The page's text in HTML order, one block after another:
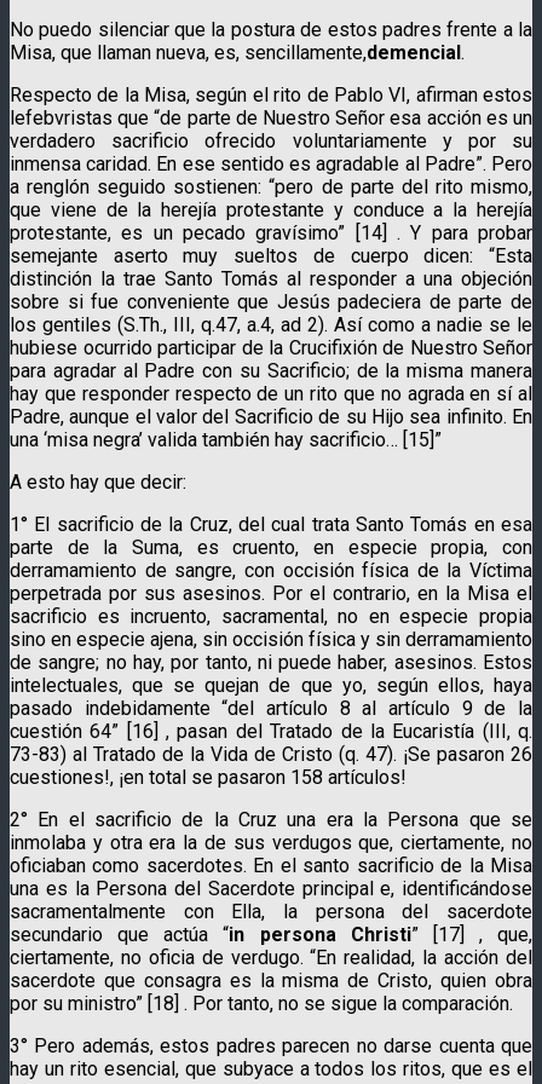
No puedo silenciar que la postura de estos padres frente a la
Misa, que llaman nueva, es, sencillamente,demencial.
Respecto de la Misa, según el rito de Pablo VI, afirman estos
lefebvristas que “de parte de Nuestro Señor esa acción es un
verdadero sacrificio ofrecido voluntariamente y por su
inmensa caridad. En ese sentido es agradable al Padre”. Pero
a renglón seguido sostienen: “pero de parte del rito mismo,
que viene de la herejía protestante y conduce a la herejía
protestante, es un pecado gravísimo” [14] . Y para probar
semejante aserto muy sueltos de cuerpo dicen: “Esta
distinción la trae Santo Tomás al responder a una objeción
sobre si fue conveniente que Jesús padeciera de parte de
los gentiles (S.Th., III, q.47, a.4, ad 2). Así como a nadie se le
hubiese ocurrido participar de la Crucifixión de Nuestro Señor
para agradar al Padre con su Sacrificio; de la misma manera
hay que responder respecto de un rito que no agrada en sí al
Padre, aunque el valor del Sacrificio de su Hijo sea infinito. En
una ‘misa negra’ valida también hay sacrificio… [15]”
A esto hay que decir:
1° El sacrificio de la Cruz, del cual trata Santo Tomás en esa
parte de la Suma, es cruento, en especie propia, con
derramamiento de sangre, con occisión física de la Víctima
perpetrada por sus asesinos. Por el contrario, en la Misa el
sacrificio es incruento, sacramental, no en especie propia
sino en especie ajena, sin occisión física y sin derramamiento
de sangre; no hay, por tanto, ni puede haber, asesinos. Estos
intelectuales, que se quejan de que yo, según ellos, haya
pasado indebidamente “del artículo 8 al artículo 9 de la
cuestión 64” [16] , pasan del Tratado de la Eucaristía (III, q.
73-83) al Tratado de la Vida de Cristo (q. 47). ¡Se pasaron 26
cuestiones!, ¡en total se pasaron 158 artículos!
2° En el sacrificio de la Cruz una era la Persona que se
inmolaba y otra era la de sus verdugos que, ciertamente, no
oficiaban como sacerdotes. En el santo sacrificio de la Misa
una es la Persona del Sacerdote principal e, identificándose
sacramentalmente con Ella, la persona del sacerdote
secundario que actúa “in persona Christi” [17] , que,
ciertamente, no oficia de verdugo. “En realidad, la acción del
sacerdote que consagra es la misma de Cristo, quien obra
por su ministro” [18] . Por tanto, no se sigue la comparación.
3° Pero además, estos padres parecen no darse cuenta que
hay un rito esencial, que subyace a todos los ritos, que es el